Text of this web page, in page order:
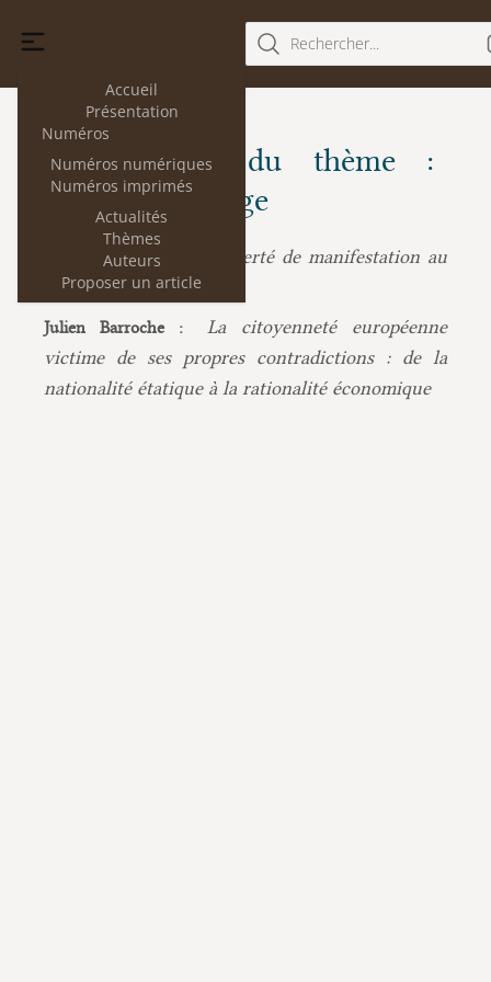
Accueil
Présentation
Numéros
Numéros numériques
Numéros imprimés
Actualités
Thèmes
Auteurs
Proposer un article
Rechercher...
Les articles du thème :
Contrôle du juge
Aurélien Antoine :
La liberté de manifestation au
Royaume-Uni
Julien Barroche :
La citoyenneté européenne
victime de ses propres contradictions : de la
nationalité étatique à la rationalité économique